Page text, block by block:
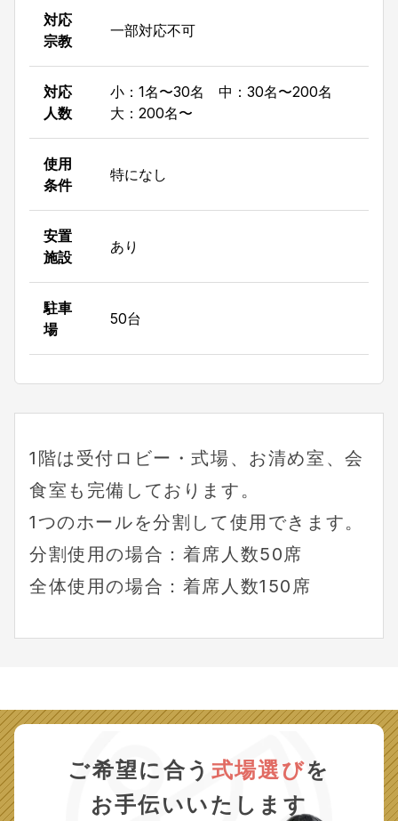
対応
宗教
一部対応不可
対応
人数
小：1名〜30名 中：30名〜200名
大：200名〜
使用
条件
特になし
安置
施設
あり
駐車
場
50台
1階は受付ロビー・式場、お清め室、会
食室も完備しております。
1つのホールを分割して使用できます。
分割使用の場合：着席人数50席
全体使用の場合：着席人数150席
ご希望に合う 式場選びを
お手伝いいたします